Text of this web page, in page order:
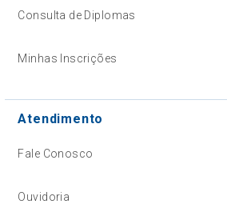
Consulta de Diplomas
Minhas Inscrições
Atendimento
Fale Conosco
Ouvidoria